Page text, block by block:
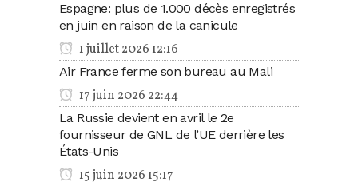
Espagne: plus de 1.000 décès enregistrés
en juin en raison de la canicule
1 juillet 2026 12:16
Air France ferme son bureau au Mali
17 juin 2026 22:44
La Russie devient en avril le 2e
fournisseur de GNL de l’UE derrière les
États-Unis
15 juin 2026 15:17